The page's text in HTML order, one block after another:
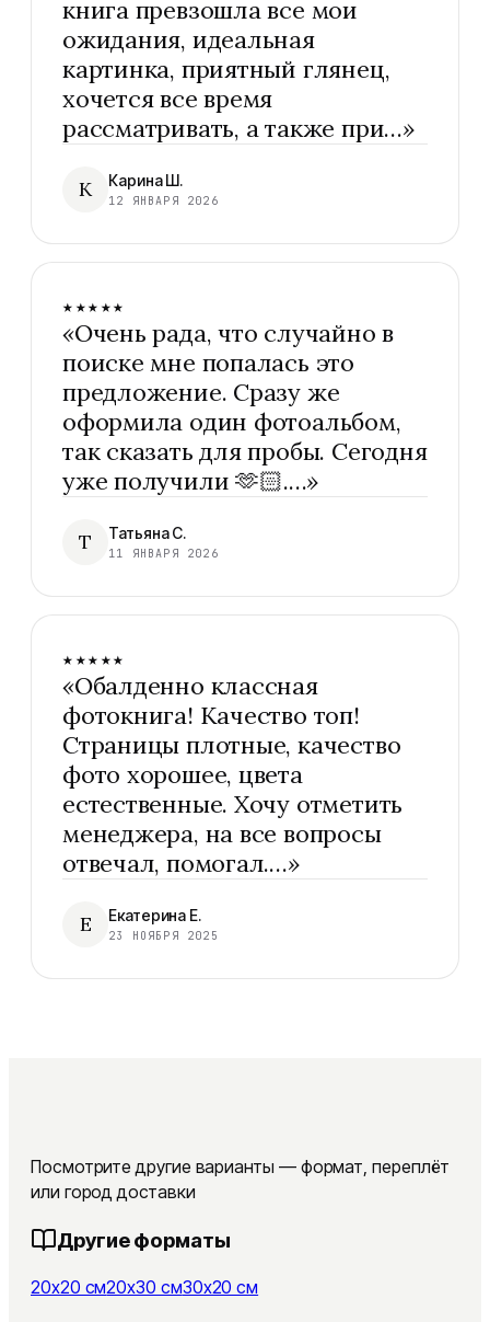
книга превзошла все мои
ожидания, идеальная
картинка, приятный глянец,
хочется все время
рассматривать, а также при…»
К Карина Ш.
12 ЯНВАРЯ 2026
★★★★★
«Очень рада, что случайно в
поиске мне попалась это
предложение. Сразу же
оформила один фотоальбом,
так сказать для пробы. Сегодня
уже получили 🫶🏻.…»
Т Татьяна С.
11 ЯНВАРЯ 2026
★★★★★
«Обалденно классная
фотокнига! Качество топ!
Страницы плотные, качество
фото хорошее, цвета
естественные. Хочу отметить
менеджера, на все вопросы
отвечал, помогал.…»
Е Екатерина Е.
23 НОЯБРЯ 2025
Посмотрите другие варианты — формат, переплёт
или город доставки
Другие форматы
20x20 см20x30 см30x20 см